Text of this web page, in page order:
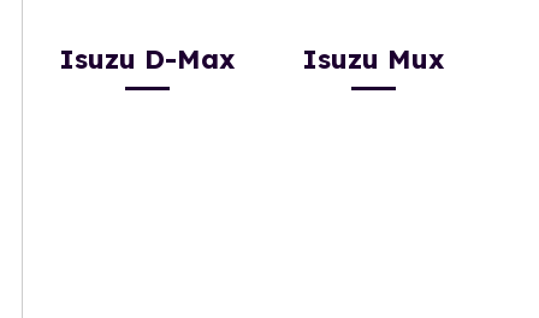
Isuzu D-Max Isuzu Mux